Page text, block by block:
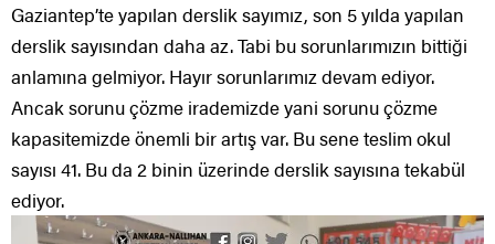
Gaziantep’te yapılan derslik sayımız, son 5 yılda yapılan
derslik sayısından daha az. Tabi bu sorunlarımızın bittiği
anlamına gelmiyor. Hayır sorunlarımız devam ediyor.
Ancak sorunu çözme irademizde yani sorunu çözme
kapasitemizde önemli bir artış var. Bu sene teslim okul
sayısı 41. Bu da 2 binin üzerinde derslik sayısına tekabül
ediyor.